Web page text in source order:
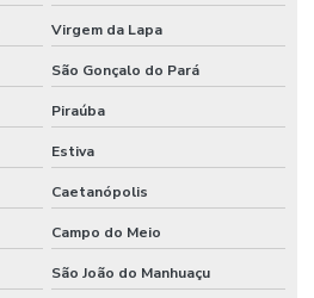
Virgem da Lapa
São Gonçalo do Pará
Piraúba
Estiva
Caetanópolis
Campo do Meio
São João do Manhuaçu